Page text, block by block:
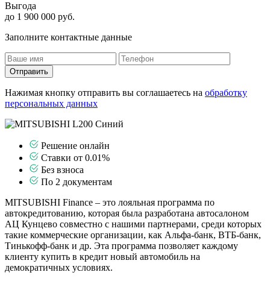
Выгода
до 1 900 000 руб.
Заполните контактные данные
Отправить
Нажимая кнопку отправить вы соглашаетесь на обработку
персональных данных
Решение онлайн
Ставки от 0.01%
Без взноса
По 2 документам
MITSUBISHI Finance – это лояльная программа по
автокредитованию, которая была разработана автосалоном
АЦ Кунцево совместно с нашими партнерами, среди которых
такие коммерческие организации, как Альфа-банк, ВТБ-банк,
Тинькофф-банк и др. Эта программа позволяет каждому
клиенту купить в кредит новый автомобиль на
демократичных условиях.